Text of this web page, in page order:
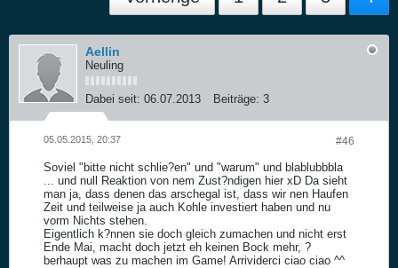
Aellin
Neuling
Dabei seit: 06.07.2013 Beiträge: 3
#46
05.05.2015, 20:37
Soviel "bitte nicht schlie?en" und "warum" und blablubbbla
... und null Reaktion von nem Zust?ndigen hier xD Da sieht
man ja, dass denen das arschegal ist, dass wir nen Haufen
Zeit und teilweise ja auch Kohle investiert haben und nu
vorm Nichts stehen.
Eigentlich k?nnen sie doch gleich zumachen und nicht erst
Ende Mai, macht doch jetzt eh keinen Bock mehr, ?
berhaupt was zu machen im Game! Arrividerci ciao ciao ^^